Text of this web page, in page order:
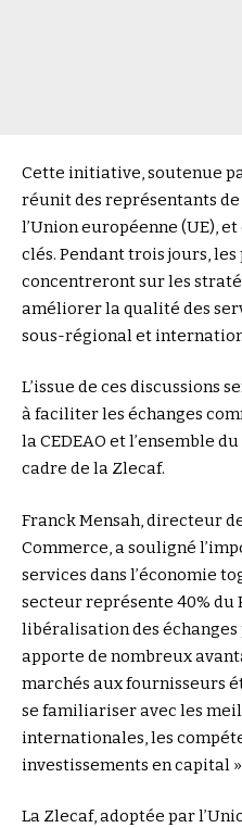
Cette initiative, soutenue
réunit des représentants de
l’Union européenne (UE),
clés. Pendant trois jours,
concentreront sur les
améliorer la qualité des
sous-régional et
L’issue de ces discussions
à faciliter les échanges
la CEDEAO et l’ensemble
cadre de la Zlecaf.
Franck Mensah, directeur
Commerce, a souligné
services dans l’économie
secteur représente 40% du
libéralisation des
apporte de nombreux
marchés aux fournisseurs
se familiariser avec les
internationales, les
investissements en capital
La Zlecaf, adoptée par